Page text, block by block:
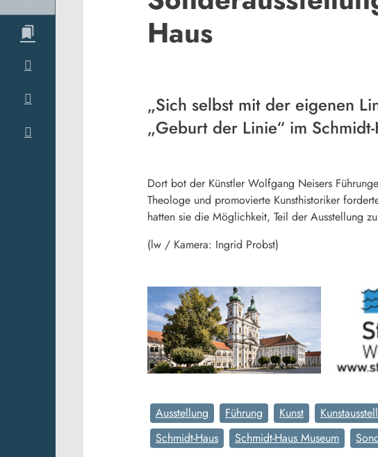
Haus
„Sich selbst mit der eigenen
„Geburt der Linie“ im
Dort bot der Künstler Wolfgang Neisers
Theologe und promovierte Kunsthistoriker
hatten sie die Möglichkeit, Teil der Ausstellung
(lw / Kamera: Ingrid Probst)
Ausstellung Führung Kunst
Schmidt-Haus
Schmidt-Haus Museum